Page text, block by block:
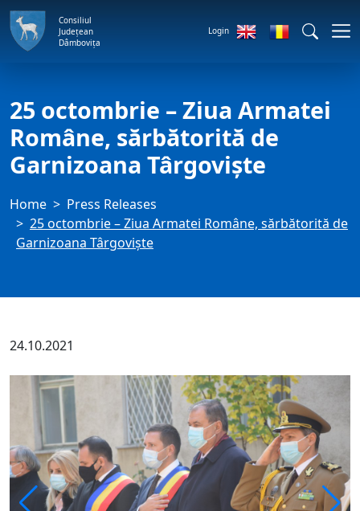
Consiliul
Județean
Dâmbovița
Login
25 octombrie – Ziua Armatei
Române, sărbătorită de
Garnizoana Târgoviște
Home
Press Releases
25 octombrie – Ziua Armatei Române, sărbătorită de
Garnizoana Târgoviște
24.10.2021